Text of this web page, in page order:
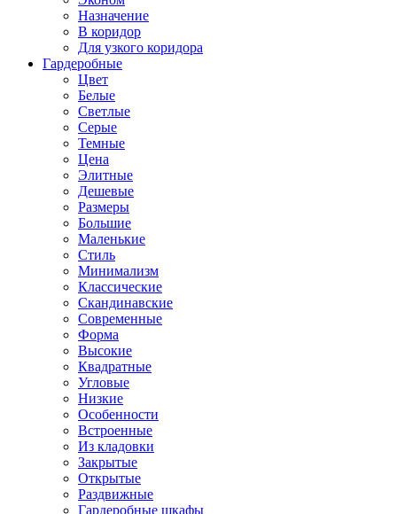
Назначение
В коридор
Для узкого коридора
Гардеробные
Цвет
Белые
Светлые
Серые
Темные
Цена
Элитные
Дешевые
Размеры
Большие
Маленькие
Стиль
Минимализм
Классические
Скандинавские
Современные
Форма
Высокие
Квадратные
Угловые
Низкие
Особенности
Встроенные
Из кладовки
Закрытые
Открытые
Раздвижные
Гардеробные шкафы